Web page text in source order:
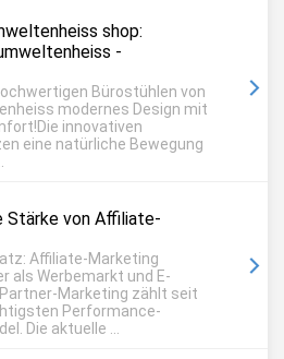
shop:
-
Bürostühlen von
modernes Design mit
innovativen
eine natürliche Bewegung
Stärke von Affiliate-
Affiliate-Marketing
als Werbemarkt und E-
Marketing zählt seit
Performance-
Die aktuelle ...